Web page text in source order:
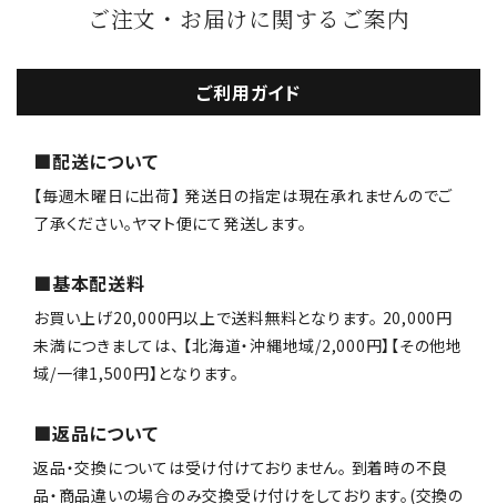
ご注文・お届けに関するご案内
ご利用ガイド
■配送について
【毎週木曜日に出荷】 発送日の指定は現在承れませんのでご
了承ください。ヤマト便にて発送します。
■基本配送料
お買い上げ20,000円以上で送料無料となります。 20,000円
未満につきましては、 【北海道・沖縄地域/2,000円】【その他地
域/一律1,500円】となります。
■返品について
返品・交換については受け付けておりません。 到着時の不良
品・商品違いの場合のみ交換受け付けをしております。(交換の